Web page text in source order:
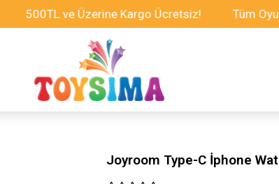
500TL ve Üzerine Kargo Ücretsiz! Tüm
Joyroom Type-C İphone